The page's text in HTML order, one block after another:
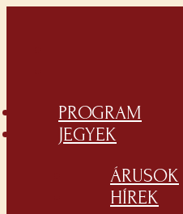
PROGRAM
JEGYEK
ÁRUSOK
HÍREK